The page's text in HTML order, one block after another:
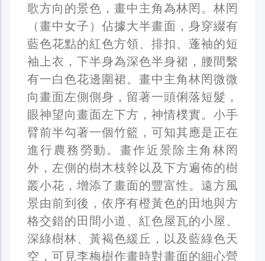
歌方向的景色，畫中主角為林罔。林罔
（畫中女子）佔據大半畫面，身穿綴有
藍色花點的紅色方領、排扣、蓬袖的短
袖上衣，下半身為深色半身裙，腰間繫
有一白色花邊圍裙。畫中主角林罔微微
向畫面左側側身，留著一頭俐落短髮，
眼神望向畫面左下方，神情樸實。小手
臂前半勾著一個竹籃，可知其應是正在
進行農務勞動。畫作近景除主角林罔
外，左側的樹木枝幹以及下方遍佈的樹
叢小花，增添了畫面的豐富性。遠方風
景由前到後，依序有橙黃色的田地與方
格交錯的田間小道、紅色屋瓦的小屋、
深綠樹林、黃褐色緩丘，以及藍綠色天
空，可見李梅樹作畫時對畫面的細心營